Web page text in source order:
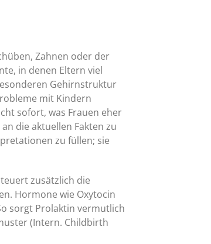
Zahnen oder der
in denen Eltern viel
Gehirnstruktur
mit Kindern
sofort, was Frauen eher
die aktuellen Fakten zu
zu füllen; sie
zusätzlich die
Hormone wie Oxytocin
sorgt Prolaktin vermutlich
(Intern. Childbirth